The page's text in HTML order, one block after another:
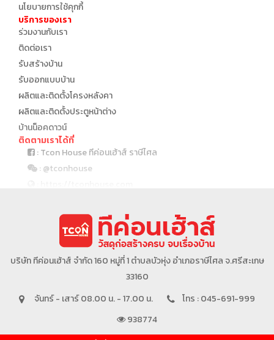
นโยบายการใช้คุกกี้
บริการของเรา
ร่วมงานกับเรา
ติดต่อเรา
รับสร้างบ้าน
รับออกแบบบ้าน
ผลิตและติดตั้งโครงหลังคา
ผลิตและติดตั้งประตูหน้าต่าง
บ้านน็อคดาวน์
ติดตามเราได้ที่
: Tcon House ทีค่อนเฮ้าส์ ราษีไศล
: @tconhouse
บริษัทในเครือ
บริษัท ทีค่อนเฮ้าส์ จำกัด 160 หมู่ที่ 1 ตำบลบัวหุ่ง อำเภอราษีไศล จ.ศรีสะเกษ
33160
จันทร์ - เสาร์ 08.00 น. - 17.00 น.
โทร : 045-691-999
938774